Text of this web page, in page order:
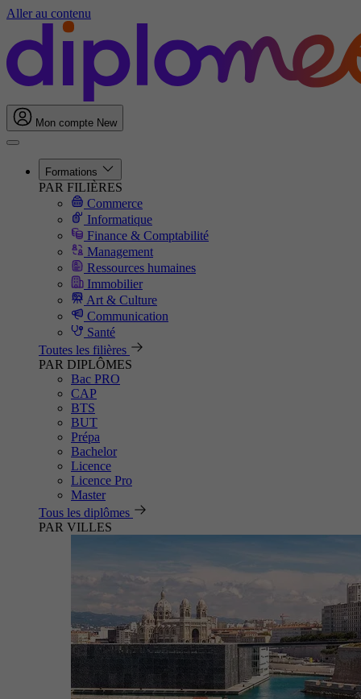
Aller au contenu
Mon compte New
Formations
PAR FILIÈRES
Commerce
Informatique
Finance & Comptabilité
Management
Ressources humaines
Immobilier
Art & Culture
Communication
Santé
Toutes les filières
PAR DIPLÔMES
Bac PRO
CAP
BTS
BUT
Prépa
Bachelor
Licence
Licence Pro
Master
Tous les diplômes
PAR VILLES